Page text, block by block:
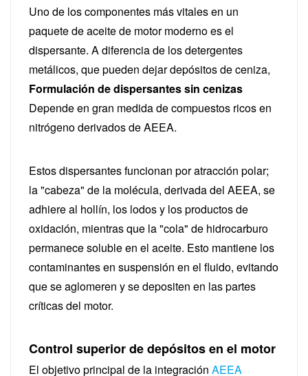
Uno de los componentes más vitales en un
paquete de aceite de motor moderno es el
dispersante. A diferencia de los detergentes
metálicos, que pueden dejar depósitos de ceniza,
Formulación de dispersantes sin cenizas
Depende en gran medida de compuestos ricos en
nitrógeno derivados de AEEA.
Estos dispersantes funcionan por atracción polar;
la "cabeza" de la molécula, derivada del AEEA, se
adhiere al hollín, los lodos y los productos de
oxidación, mientras que la "cola" de hidrocarburo
permanece soluble en el aceite. Esto mantiene los
contaminantes en suspensión en el fluido, evitando
que se aglomeren y se depositen en las partes
críticas del motor.
Control superior de depósitos en el motor
El objetivo principal de la integraciónAEEA